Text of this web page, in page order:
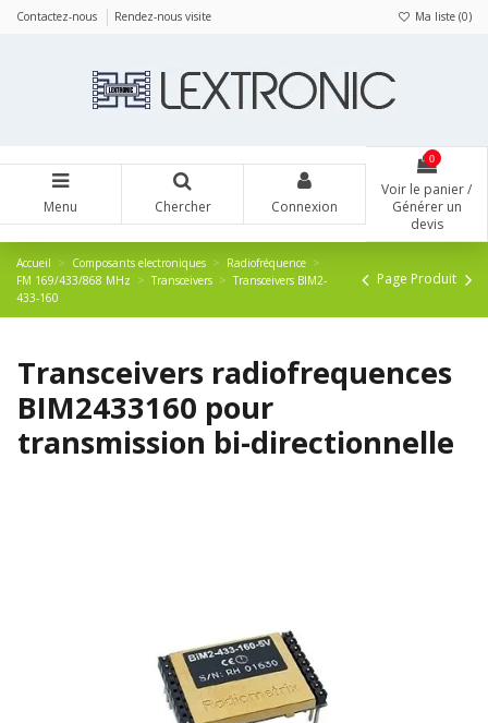
Contactez-nous Rendez-nous visite Ma liste (0)
Menu Chercher Connexion
0
Voir le panier /
Générer un
devis
Accueil Composants electroniques
Radiofréquence
FM 169/433/868 MHz
Transceivers
Transceivers BIM2-
433-160
Page Produit
Transceivers radiofrequences
BIM2433160 pour
transmission bi-directionnelle
Panneau de gestion des cookies